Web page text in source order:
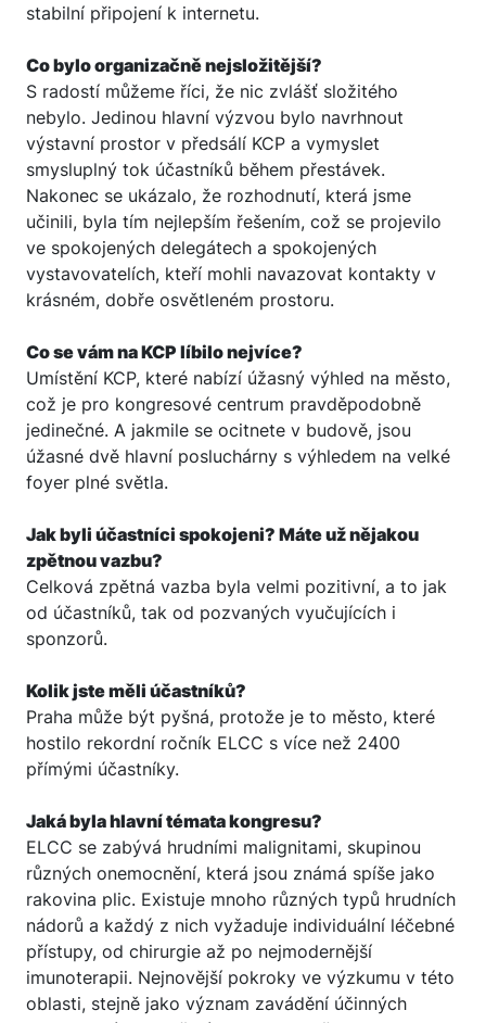
stabilní připojení k internetu.
Co bylo organizačně nejsložitější?
S radostí můžeme říci, že nic zvlášť složitého
nebylo. Jedinou hlavní výzvou bylo navrhnout
výstavní prostor v předsálí KCP a vymyslet
smysluplný tok účastníků během přestávek.
Nakonec se ukázalo, že rozhodnutí, která jsme
učinili, byla tím nejlepším řešením, což se projevilo
ve spokojených delegátech a spokojených
vystavovatelích, kteří mohli navazovat kontakty v
krásném, dobře osvětleném prostoru.
Co se vám na KCP líbilo nejvíce?
Umístění KCP, které nabízí úžasný výhled na město,
což je pro kongresové centrum pravděpodobně
jedinečné. A jakmile se ocitnete v budově, jsou
úžasné dvě hlavní posluchárny s výhledem na velké
foyer plné světla.
Jak byli účastníci spokojeni? Máte už nějakou
zpětnou vazbu?
Celková zpětná vazba byla velmi pozitivní, a to jak
od účastníků, tak od pozvaných vyučujících i
sponzorů.
Kolik jste měli účastníků?
Praha může být pyšná, protože je to město, které
hostilo rekordní ročník ELCC s více než 2400
přímými účastníky.
Jaká byla hlavní témata kongresu?
ELCC se zabývá hrudními malignitami, skupinou
různých onemocnění, která jsou známá spíše jako
rakovina plic. Existuje mnoho různých typů hrudních
nádorů a každý z nich vyžaduje individuální léčebné
přístupy, od chirurgie až po nejmodernější
imunoterapii. Nejnovější pokroky ve výzkumu v této
oblasti, stejně jako význam zavádění účinných